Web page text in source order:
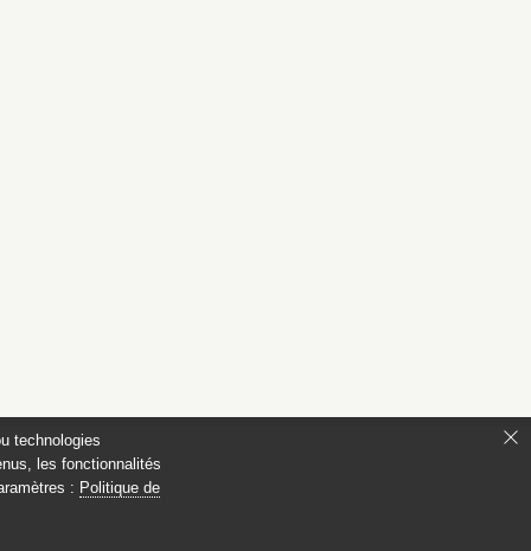
technologies
les fonctionnalités
: Politique de